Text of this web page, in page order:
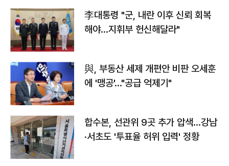
李대통령 "군, 내란 이후 신뢰 회복
해야…지휘부 헌신해달라"
與, 부동산 세제 개편안 비판 오세훈
에 '맹공'…"공급 억제기"
합수본, 선관위 9곳 추가 압색…강남
·서초도 '투표율 허위 입력' 정황